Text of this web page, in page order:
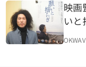
映
いと
カ